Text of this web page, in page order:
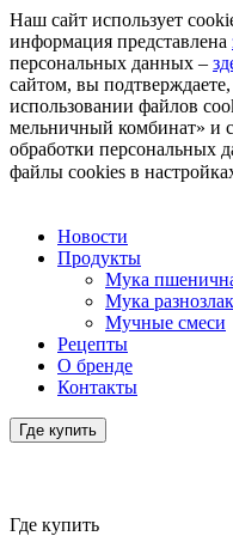
Наш сайт использует
информация представлена
персональных данных –
сайтом, вы
использовании файлов
мельничный комбинат» и
обработки персональных
файлы cookies в
Новости
Продукты
Мука
Мука
Мучные смеси
Рецепты
О бренде
Контакты
Где купить
Где купить